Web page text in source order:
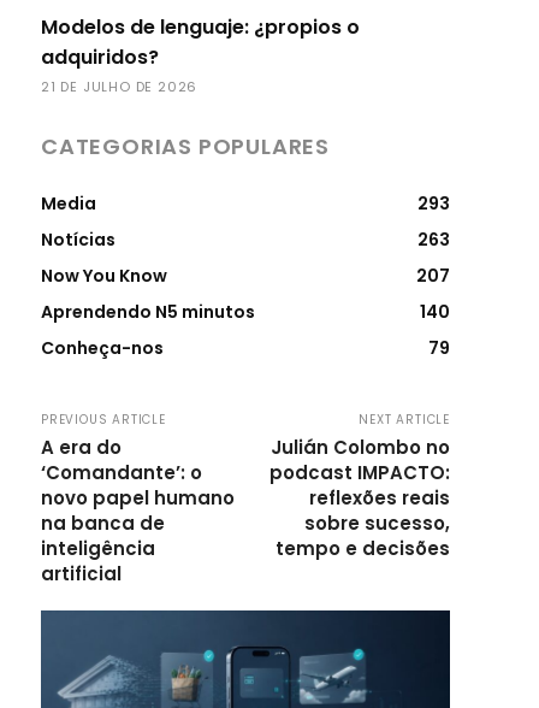
Modelos de lenguaje: ¿propios o
adquiridos?
21 DE JULHO DE 2026
CATEGORIAS POPULARES
Media
293
Notícias
263
Now You Know
207
Aprendendo N5 minutos
140
Conheça-nos
79
PREVIOUS ARTICLE
A era do
‘Comandante’: o
novo papel humano
na banca de
inteligência
artificial
NEXT ARTICLE
Julián Colombo no
podcast IMPACTO:
reflexões reais
sobre sucesso,
tempo e decisões